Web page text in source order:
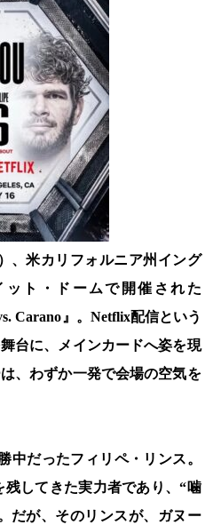
、米カリフォルニア州イング
ト・ドームで開催された
Carano』。Netflix配信という
台に、メインカードへ姿を現
、わずか一発で会場の空気を
中だったフィリペ・リンス。
してきた実力者であり、“噛
だが、そのリンスが、ガヌー